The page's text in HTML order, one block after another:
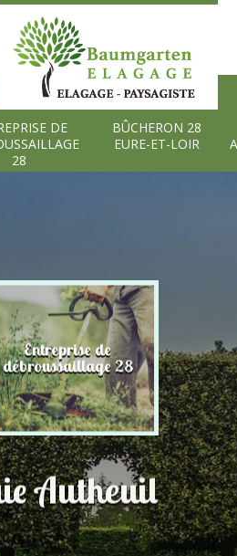
DE
28
BÛCHERON 28
EURE-ET-LOIR
Entreprise de
débroussaillage 28
Autheuil